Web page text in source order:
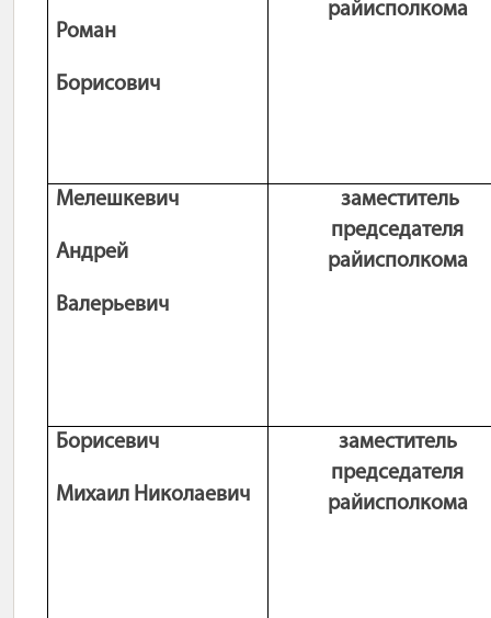
Роман
Борисович
райисполкома
Мелешкевич
Андрей
Валерьевич
заместитель
председателя
райисполкома
Борисевич
Михаил Николаевич
заместитель
председателя
райисполкома